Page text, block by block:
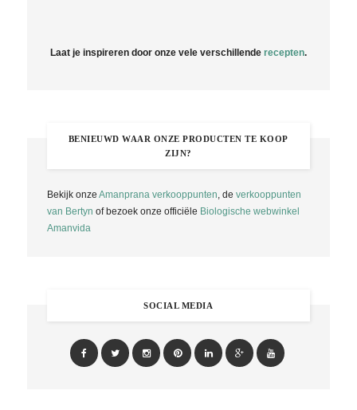
Laat je inspireren door onze vele verschillende recepten.
BENIEUWD WAAR ONZE PRODUCTEN TE KOOP
ZIJN?
Bekijk onze Amanprana verkooppunten, de verkooppunten
van Bertyn of bezoek onze officiële Biologische webwinkel
Amanvida
SOCIAL MEDIA